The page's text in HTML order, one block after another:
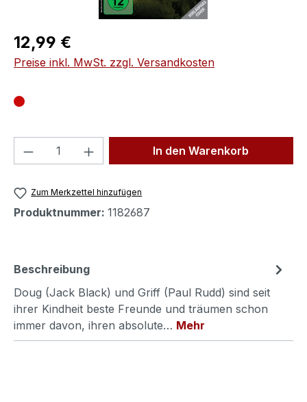
Regulärer Preis:
12,99 €
Preise inkl. MwSt. zzgl. Versandkosten
Produkt Anzahl: Gib denIn den Warenkorb
Zum Merkzettel hinzufügen
Produktnummer: 1182687
Beschreibung
Doug (Jack Black) und Griff (Paul Rudd) sind seit
ihrer Kindheit beste Freunde und träumen schon
immer davon, ihren absolute… Mehr